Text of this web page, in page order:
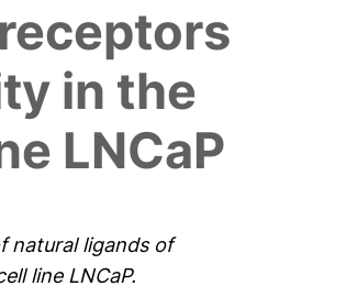
in the
LNCaP
natural ligands of
line LNCaP.